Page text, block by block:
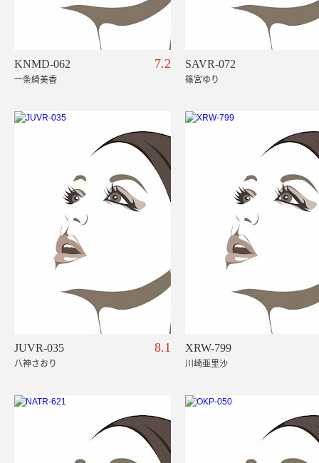
KNMD-062 7.2
一条綺美香
SAVR-072
篠宮ゆり
JUVR-035 8.1
八神さおり
XRW-799
川崎亜里沙